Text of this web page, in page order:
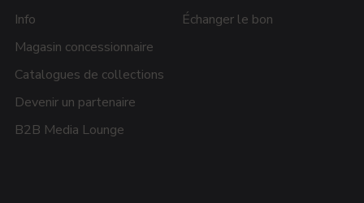
Info
Magasin concessionnaire
Catalogues de collections
Devenir un partenaire
B2B Media Lounge
Échanger le bon